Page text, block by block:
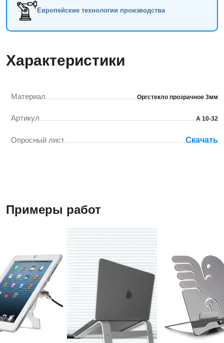
Европейские технологии производства
Характеристики
Материал Оргстекло прозрачное 3мм
Артикул А 10-32
Опросный лист Скачать
Примеры работ